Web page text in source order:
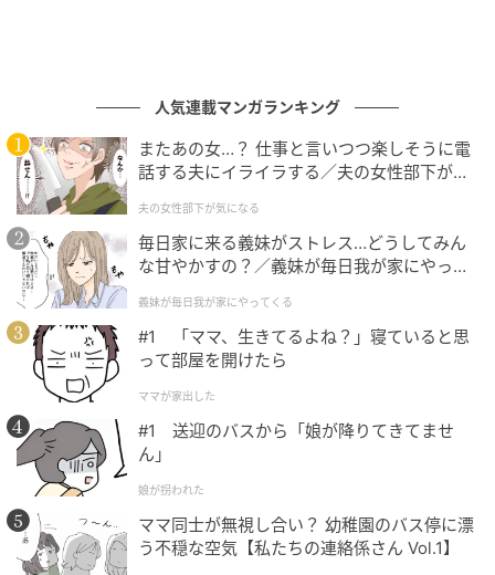
人気連載マンガランキング
またあの女…？ 仕事と言いつつ楽しそうに電
話する夫にイライラする／夫の女性部下が気
夫の女性部下が気になる
毎日家に来る義妹がストレス…どうしてみん
な甘やかすの？／義妹が毎日我が家にやって
が】
義妹が毎日我が家にやってくる
#1 「ママ、生きてるよね？」寝ていると思
って部屋を開けたら
ママが家出した
#1 送迎のバスから「娘が降りてきてませ
ん」
娘が拐われた
ママ同士が無視し合い？ 幼稚園のバス停に漂
う不穏な空気【私たちの連絡係さん Vol.1】